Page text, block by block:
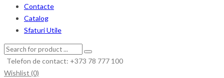
Contacte
Catalog
Sfaturi Utile
Telefon de contact: +373 78 777 100
Wishlist (0)